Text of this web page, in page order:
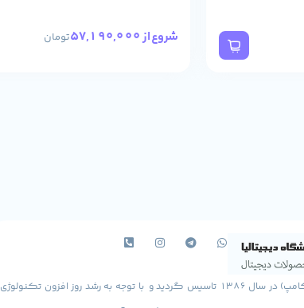
شروع از57,190,000 تومان
فروشگاه دیجیتالیا(الکامپ) در سال 1386 تاسیس گردید و با توجه به رشد روز افزون تکنولوژی